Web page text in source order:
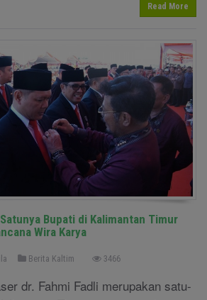
Read More
Bupati di Kalimantan Timur
Wira Karya
Berita Kaltim 3466
dr. Fahmi Fadli merupakan satu-